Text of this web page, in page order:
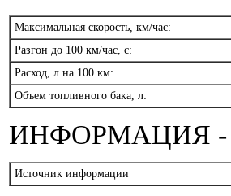
Максимальная скорость, км/час:
Разгон до 100 км/час, с:
Расход, л на 100 км:
Объем топливного бака, л:
ИНФОРМАЦИЯ -
Источник информации